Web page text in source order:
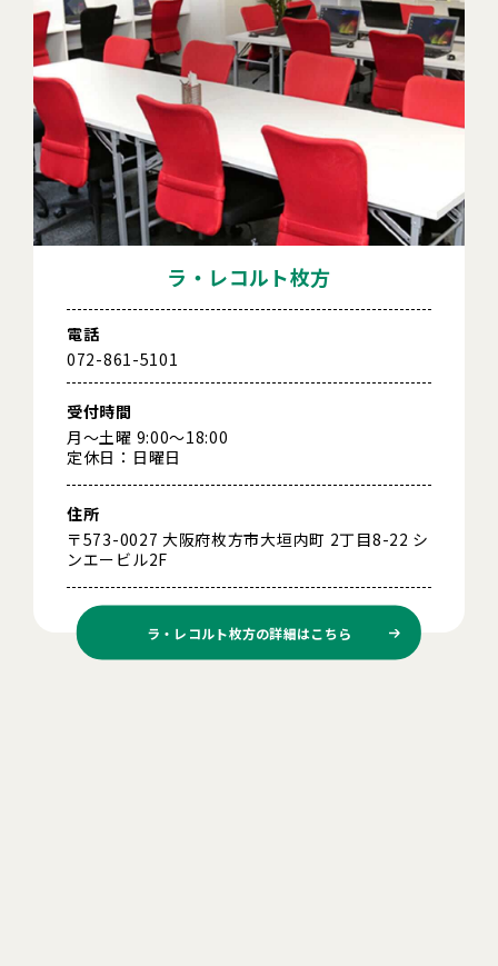
ラ・レコルト枚方
電話
072-861-5101
受付時間
月～土曜 9:00～18:00
定休日：日曜日
住所
〒573-0027 大阪府枚方市大垣内町 2丁目8-22 シ
ンエービル2F
ラ・レコルト枚方の詳細はこちら